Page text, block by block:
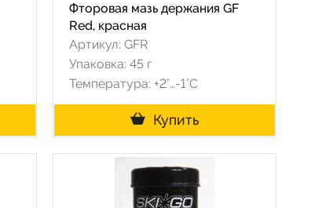
Фторовая мазь держания GF
Red, красная
Артикул: GFR
Упаковка: 45 г
Температура: +2°…-1°C
Купить